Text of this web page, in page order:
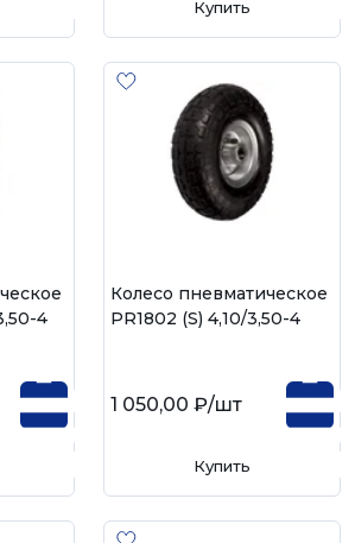
Купить
4
Колесо пневматическое
PR1802 (S) 4,10/3,50-4
1 050,00 ₽/шт
Купить